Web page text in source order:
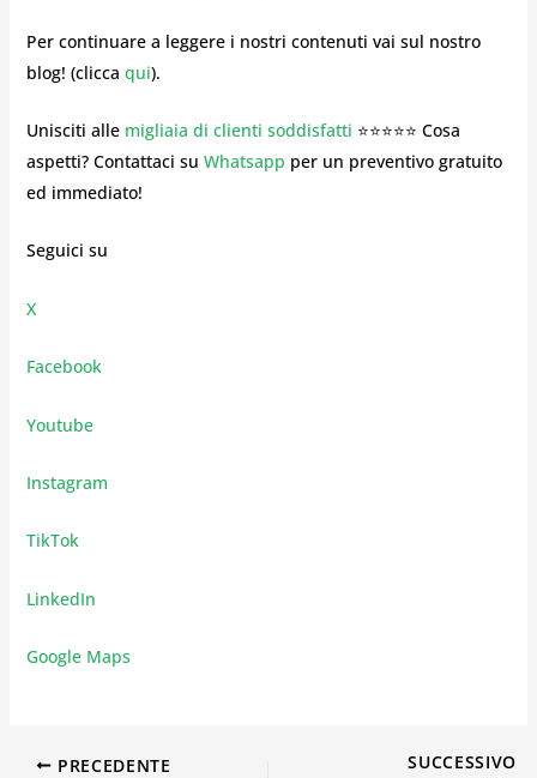
Per continuare a leggere i nostri contenuti vai sul nostro
blog! (clicca qui).
Unisciti alle migliaia di clienti soddisfatti ⭐⭐⭐⭐⭐ Cosa
aspetti? Contattaci su Whatsapp per un preventivo gratuito
ed immediato!
Seguici su
X
Facebook
Youtube
Instagram
TikTok
LinkedIn
Google Maps
PRECEDENTE SUCCESSIVO